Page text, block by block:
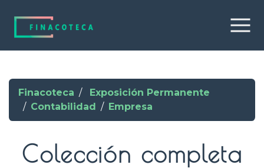
Finacoteca
Exposición Permanente
Contabilidad
Empresa
Colección completa